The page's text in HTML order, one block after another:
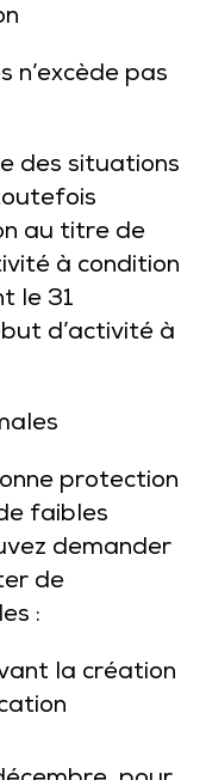
n’excède pas
des situations
au titre de
à condition
le 31
d’activité à
protection
faibles
demander
de
:
la création